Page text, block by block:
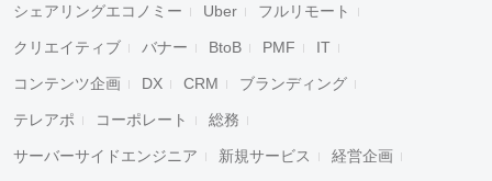
シェアリングエコノミー Uber フルリモート
クリエイティブ バナー BtoB PMF IT
コンテンツ企画 DX CRM ブランディング
テレアポ コーポレート 総務
サーバーサイドエンジニア 新規サービス 経営企画